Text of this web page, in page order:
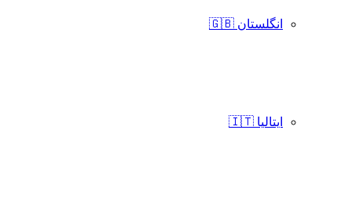
انگلستان 🇬🇧
ایتالیا 🇮🇹